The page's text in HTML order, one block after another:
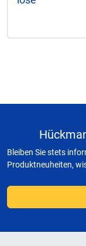
Bleiben Sie stets
Produktneuheiten,